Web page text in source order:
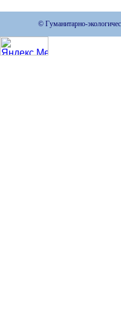
© Гуманитарно-